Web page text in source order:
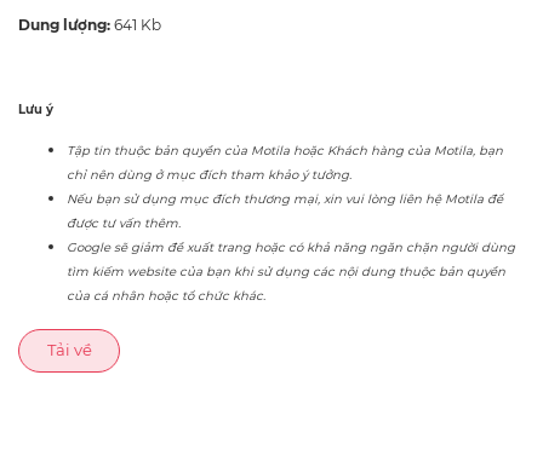
Dung lượng: 641 Kb
Lưu ý
Tập tin thuộc bản quyền của Motila hoặc Khách hàng của Motila, bạn
chỉ nên dùng ở mục đích tham khảo ý tưởng.
Nếu bạn sử dụng mục đích thương mại, xin vui lòng liên hệ Motila để
được tư vấn thêm.
Google sẽ giảm đề xuất trang hoặc có khả năng ngăn chặn người dùng
tìm kiếm website của bạn khi sử dụng các nội dung thuộc bản quyền
của cá nhân hoặc tổ chức khác.
Tải về